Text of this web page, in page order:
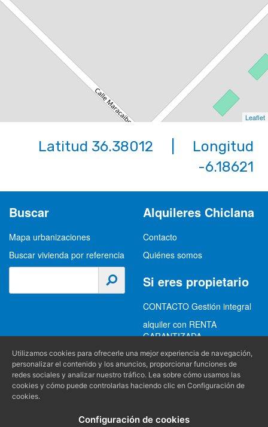
Leaflet
Latitud 36.38012 | Longitud
-6.18621
Buscar
Mapa urbanizaciones
Buscar vivienda por referencia
Alquileres Chiclana
Contacto
Quiénes somos
Si eres propietario
CONTACTO Gestión integral
alquiler con RENTA
GARANTIZADA
GESTION INTEGRAL
ALQUILER
Información
Política de privacidad
(+34) 956 489 403
info@alquilereschiclana.com
Utilizamos cookies para ofrecerle una mejor experiencia de navegación,
personalizar el contenido y los anuncios, proporcionar funciones de
redes sociales y analizar nuestro tráfico. Lea sobre cómo usamos las
cookies y cómo puede controlarlas haciendo clic en Configuración de
cookies.
Configuración de cookies